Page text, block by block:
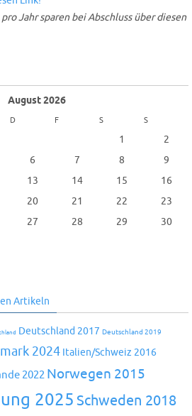
Jahr sparen bei Abschluss über diesen
August 2026
D F S S
1
2
6 7 8
9
13 14 15
16
20 21 22
23
27 28 29
30
Artikeln
Deutschland 2017 Deutschland 2019
2024 Italien/Schweiz 2016
2022 Norwegen 2015
2025 Schweden 2018